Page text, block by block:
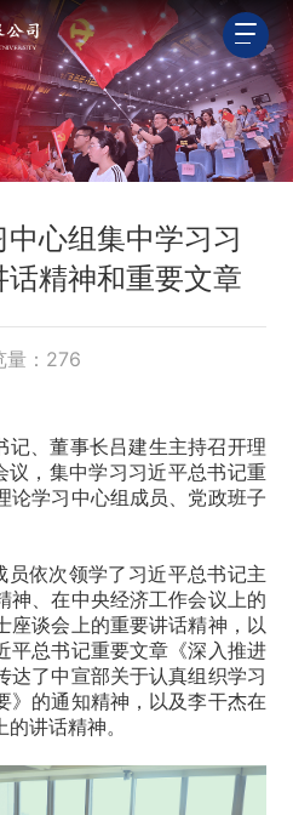
心组集中学习习
精神和重要文章
： 276
记、董事长吕建生主持召开理
，集中学习习近平总书记重
论学习中心组成员、党政班子
依次领学了习近平总书记主
神、在中央经济工作会议上的
座谈会上的重要讲话精神，以
平总书记重要文章《深入推进
达了中宣部关于认真组织学习
》的通知精神，以及李干杰在
讲话精神。